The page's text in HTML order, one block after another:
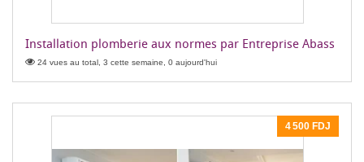
Installation plomberie aux normes par Entreprise Abass
24 vues au total, 3 cette semaine, 0 aujourd'hui
4 500 FDJ